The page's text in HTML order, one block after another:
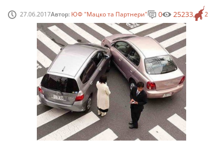
27.06.2017Автор: ЮФ "Мацко та Партнери" 2
0 25233